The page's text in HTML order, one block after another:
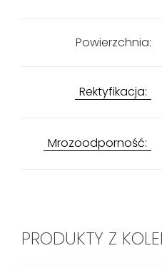
Powierzchnia:
Rektyfikacja:
Mrozoodporność:
PRODUKTY Z